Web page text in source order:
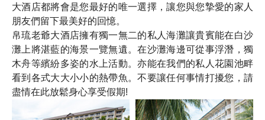
大酒店都將會是您最好的唯一選擇，讓您與您摯愛的家人
朋友們留下最美好的回憶。
帛琉老爺大酒店擁有獨一無二的私人海灘讓貴賓能在白沙
灘上將湛藍的海景一覽無遺。在沙灘海邊可從事浮潛，獨
木舟等繽紛多姿的水上活動。亦能在我們的私人花園池畔
看到各式大大小小的熱帶魚。不要讓任何事情打擾您，請
盡情在此放鬆身心享受假期!